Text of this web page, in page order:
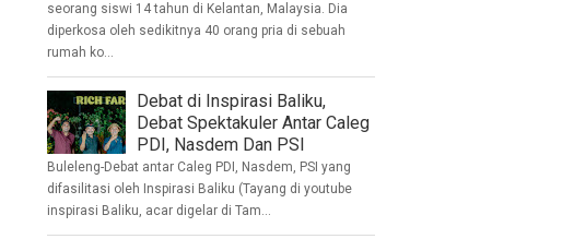
seorang siswi 14 tahun di Kelantan, Malaysia. Dia
diperkosa oleh sedikitnya 40 orang pria di sebuah
rumah ko...
Debat di Inspirasi Baliku,
Debat Spektakuler Antar Caleg
PDI, Nasdem Dan PSI
Buleleng-Debat antar Caleg PDI, Nasdem, PSI yang
difasilitasi oleh Inspirasi Baliku (Tayang di youtube
inspirasi Baliku, acar digelar di Tam...